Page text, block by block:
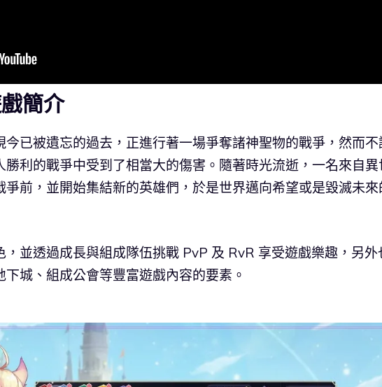
簡介
今已被遺忘的過去，正進行著一場爭奪諸神聖物的戰爭，然而不
利的戰爭中受到了相當大的傷害。隨著時光流逝，一名來自異
前，並開始集結新的英雄們，於是世界邁向希望或是毀滅未來
並透過成長與組成隊伍挑戰 PvP 及 RvR 享受遊戲樂趣，另外
城、組成公會等豐富遊戲內容的要素。